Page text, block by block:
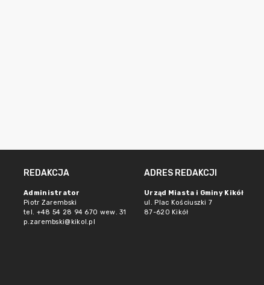
REDAKCJA
Administrator
Piotr Zarembski
tel. +48 54 28 94 670 wew. 31
p.zarembski@kikol.pl
ADRES REDAKCJI
Urząd Miasta i Gminy Kikół
ul. Plac Kościuszki 7
87-620 Kikół